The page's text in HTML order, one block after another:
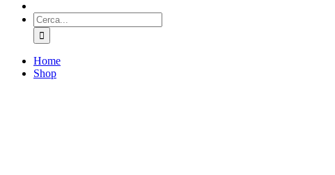
Cerca
per:
Home
Shop